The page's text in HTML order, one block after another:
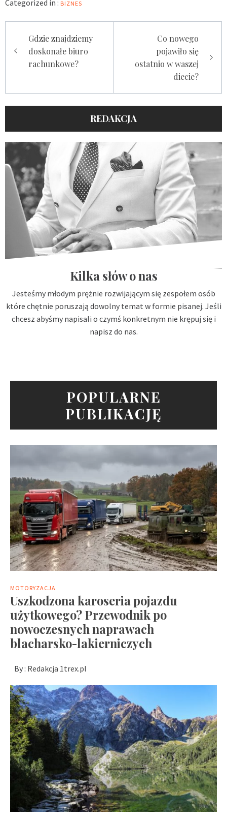
Categorized in : BIZNES
wpisuGdzie znajdziemy
doskonałe biuro
rachunkowe?
Co nowego
pojawiło się
ostatnio w waszej
diecie?
REDAKCJA
Kilka słów o nas
Jesteśmy młodym prężnie rozwijającym się zespołem osób
które chętnie poruszają dowolny temat w formie pisanej. Jeśli
chcesz abyśmy napisali o czymś konkretnym nie krępuj się i
napisz do nas.
POPULARNE
PUBLIKACJĘ
MOTORYZACJA
Uszkodzona karoseria pojazdu
użytkowego? Przewodnik po
nowoczesnych naprawach
blacharsko-lakierniczych
By : Redakcja 1trex.pl